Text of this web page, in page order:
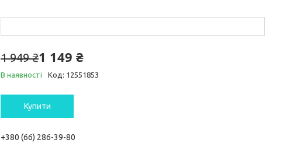
1 949 ₴1 149 ₴
В наявності Код: 12551853
Купити
+380 (66) 286-39-80